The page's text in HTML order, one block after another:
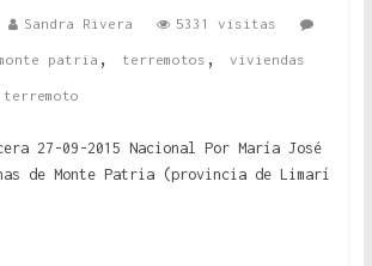
Sandra Rivera 5331 visitas
patria , terremotos , viviendas
27-09-2015 Nacional Por María José
de Monte Patria (provincia de Limarí